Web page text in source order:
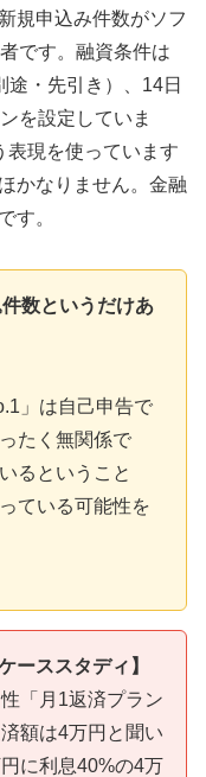
規申込み件数がソフ
です。融資条件は
・先引き）、14日
を設定していま
表現を使っています
かなりません。金融
す。
数というだけあ
」は自己申告で
たく無関係で
るということ
ている可能性を
ーススタディ】
「月1返済プラン
額は4万円と聞い
に利息40%の4万